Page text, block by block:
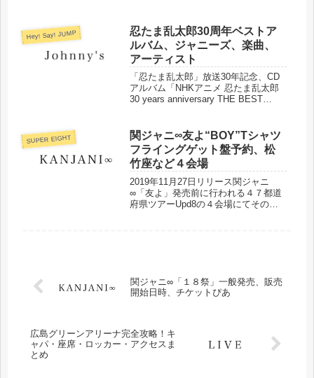
Hey! Say! JUMP
忍たま乱太郎30周年ベストア
ルバム、ジャニーズ、楽曲、
アーティスト
「忍たま乱太郎」放送30年記念、CD
アルバム「NHKアニメ 忍たま乱太郎
30 years anniversary THE BEST
SUPER EIGHT
関ジャニ∞友よ“BOY”Tシャツ
フライングゲット盤予約、松
竹座など４会場
2019年11月27日リリース関ジャニ
∞「友よ」発売前に行われる４７都道
府県ツアーUpd8の４会場にてその場
関ジャニ∞「１８祭」一般発売、販売
開始日時、チケットぴあ
広島グリーンアリーナ完全攻略！キ
ャパ・座席・ロッカー・アクセスま
とめ